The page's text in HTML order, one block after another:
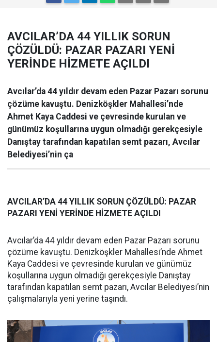
AVCILAR’DA 44 YILLIK SORUN
ÇÖZÜLDÜ: PAZAR PAZARI YENİ
YERİNDE HİZMETE AÇILDI
Avcılar’da 44 yıldır devam eden Pazar Pazarı sorunu
çözüme kavuştu. Denizköşkler Mahallesi’nde
Ahmet Kaya Caddesi ve çevresinde kurulan ve
günümüz koşullarına uygun olmadığı gerekçesiyle
Danıştay tarafından kapatılan semt pazarı, Avcılar
Belediyesi’nin ça
AVCILAR’DA 44 YILLIK SORUN ÇÖZÜLDÜ: PAZAR
PAZARI YENİ YERİNDE HİZMETE AÇILDI
Avcılar’da 44 yıldır devam eden Pazar Pazarı sorunu
çözüme kavuştu. Denizköşkler Mahallesi’nde Ahmet
Kaya Caddesi ve çevresinde kurulan ve günümüz
koşullarına uygun olmadığı gerekçesiyle Danıştay
tarafından kapatılan semt pazarı, Avcılar Belediyesi’nin
çalışmalarıyla yeni yerine taşındı.